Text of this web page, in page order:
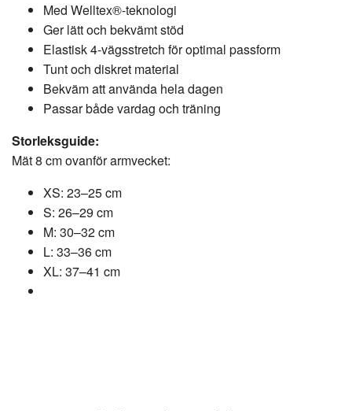
Med Welltex®-teknologi
Ger lätt och bekvämt stöd
Elastisk 4-vägsstretch för optimal passform
Tunt och diskret material
Bekväm att använda hela dagen
Passar både vardag och träning
Storleksguide:
Mät 8 cm ovanför armvecket:
XS: 23–25 cm
S: 26–29 cm
M: 30–32 cm
L: 33–36 cm
XL: 37–41 cm